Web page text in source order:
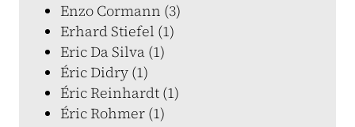
Enzo Cormann (3)
Erhard Stiefel (1)
Eric Da Silva (1)
Éric Didry (1)
Éric Reinhardt (1)
Éric Rohmer (1)